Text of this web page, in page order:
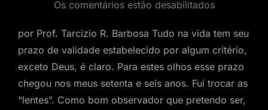
em
Os comentários estão desabilitados
por Prof. Tarcizio R. Barbosa Tudo na vida tem seu
prazo de validade estabelecido por algum critério,
exceto Deus, é claro. Para estes olhos esse prazo
chegou nos meus setenta e seis anos. Fui trocar as
“lentes”. Como bom observador que pretendo ser,